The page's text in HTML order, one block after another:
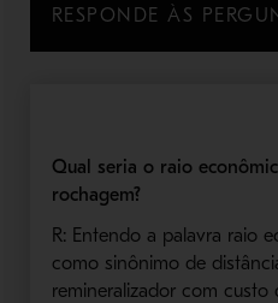
RESPONDE ÀS
Qual seria o raio
rochagem?
R: Entendo a palavra raio
como sinônimo de
remineralizador com